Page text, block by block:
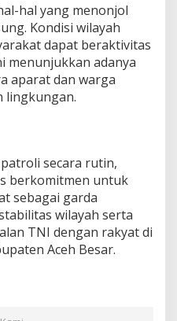
hal yang menonjol
Kondisi wilayah
dapat beraktivitas
menunjukkan adanya
aparat dan warga
lingkungan.
secara rutin,
berkomitmen untuk
sebagai garda
wilayah serta
TNI dengan rakyat di
Aceh Besar.